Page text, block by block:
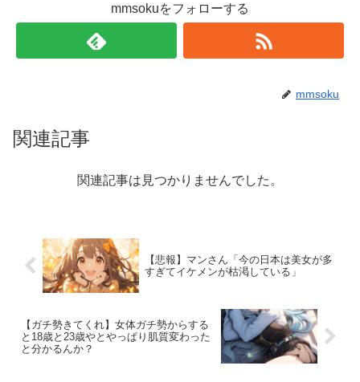
mmsokuをフォローする
mmsoku
関連記事
関連記事は見つかりませんでした。
【悲報】マンさん「今の日本は美女が多
すぎてイケメンが枯渇している」
【ガチ勢きてくれ】女体ガチ勢からする
と18歳と23歳やとやっぱり肌質変わった
と分かるんか？